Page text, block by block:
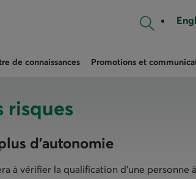
de connaissances Promotions et
risques
d’autonomie
à vérifier la qualification d’une personne